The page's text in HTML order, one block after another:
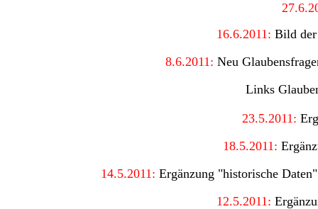
16.6.2011: Bild
8.6.2011: Neu
Links
23.5.2011:
18.5.2011:
14.5.2011: Ergänzung "historische
12.5.2011: